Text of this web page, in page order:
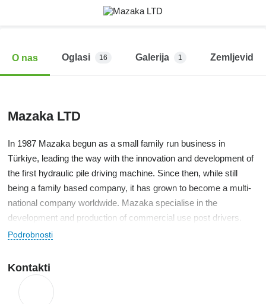
O nas Oglasi 16 Galerija 1 Zemljevid
Mazaka LTD
In 1987 Mazaka begun as a small family run business in
Türkiye, leading the way with the innovation and development of
the first hydraulic pile driving machine. Since then, while still
being a family based company, it has grown to become a multi-
national company worldwide. Mazaka specialise in the
development and production of commercial use post drivers.
With almost half a century of extensive experience we continue
competition.
Podrobnosti
Kontakti